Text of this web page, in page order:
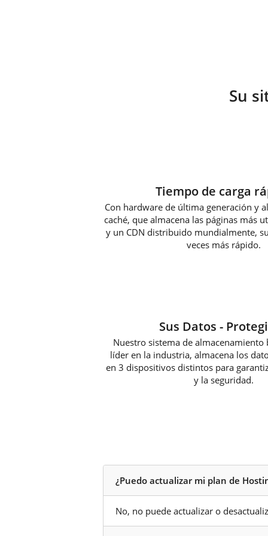
Su
Tiempo de carga
Con hardware de última generación y
caché, que almacena las páginas más
y un CDN distribuido mundialmente,
veces más rápido.
Sus Datos -
Nuestro sistema de almacenamiento
líder en la industria, almacena los
en 3 dispositivos distintos para
y la seguridad.
¿Puedo actualizar mi plan de
No, no puede actualizar o